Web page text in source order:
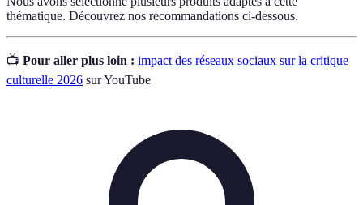
thématique. Découvrez nos recommandations ci-dessous.
📺 Pour aller plus loin : impact des réseaux sociaux sur la critique
culturelle 2026 sur YouTube